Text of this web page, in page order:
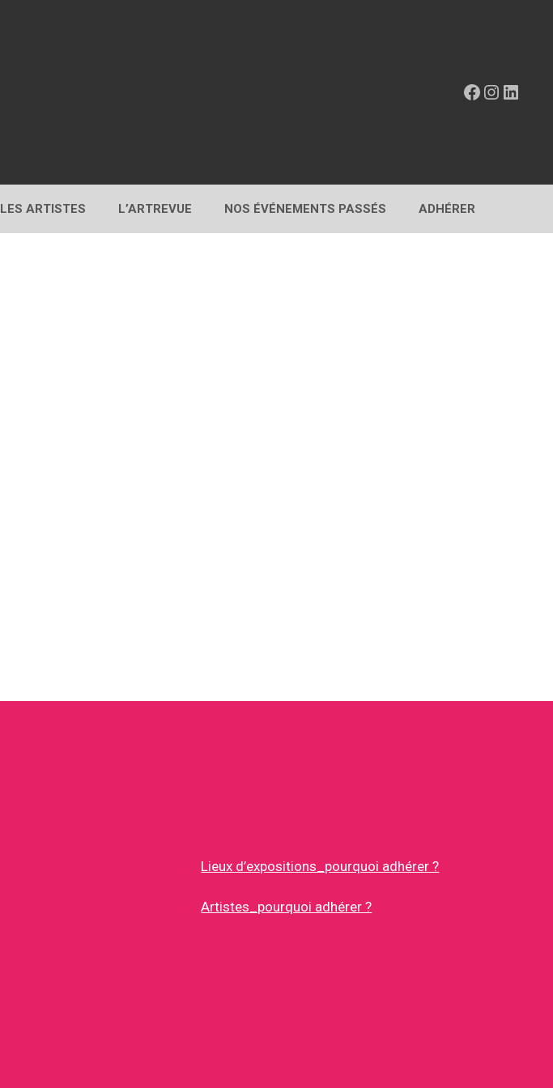
Facebook
LES ARTISTES L’ARTREVUE NOS ÉVÉNEMENTS PASSÉS ADHÉRER
Lieux d’expositions_pourquoi adhérer ?
Artistes_pourquoi adhérer ?